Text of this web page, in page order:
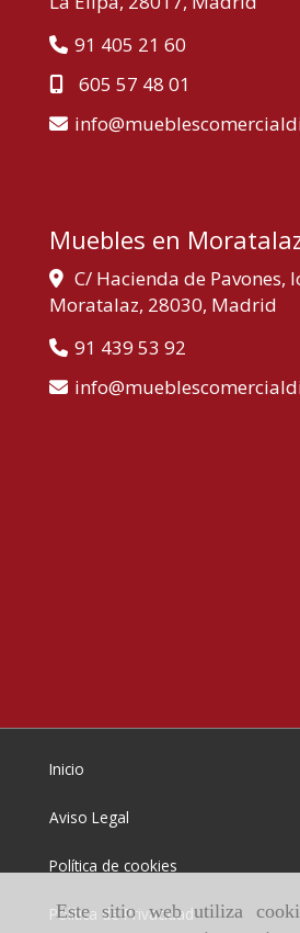
Este sitio web utiliza
91 405 21 60
605 57 48 01
info
Muebles en
C/ Hacienda de Pavones,
Moratalaz, 28030, Madrid
91 439 53 92
info
Inicio
Aviso Legal
Política de cookies
Política de Privacidad